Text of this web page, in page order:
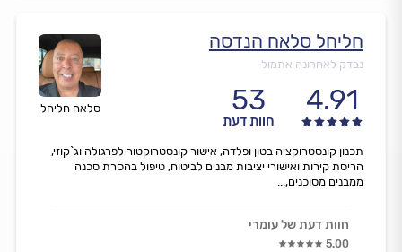
סלאח חליחל
חליחל סלאח הנדסה
נבדק לאחרונה אתמול
4.91
53
חוות דעת
תכנון קונסטרוקציה בטון ופלדה, אישור קונסטרוקטור לפרגולה וג`קוזי,
הריסת קירות ואישורי יציבות מבנים לביטוח, טיפול בהסרת סכנה
ממבנים מסוכנים,...
חוות דעת של עומרי
5.00